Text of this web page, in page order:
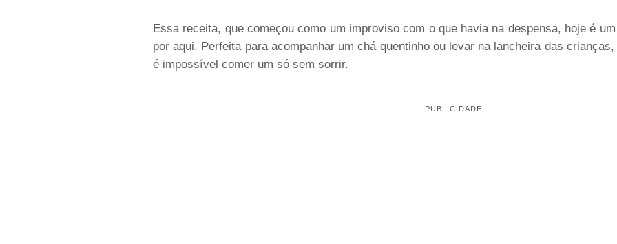
Essa receita, que começou como um improviso com o que havia na despensa, hoje é
por aqui. Perfeita para acompanhar um chá quentinho ou levar na lancheira das
é impossível comer um só sem sorrir.